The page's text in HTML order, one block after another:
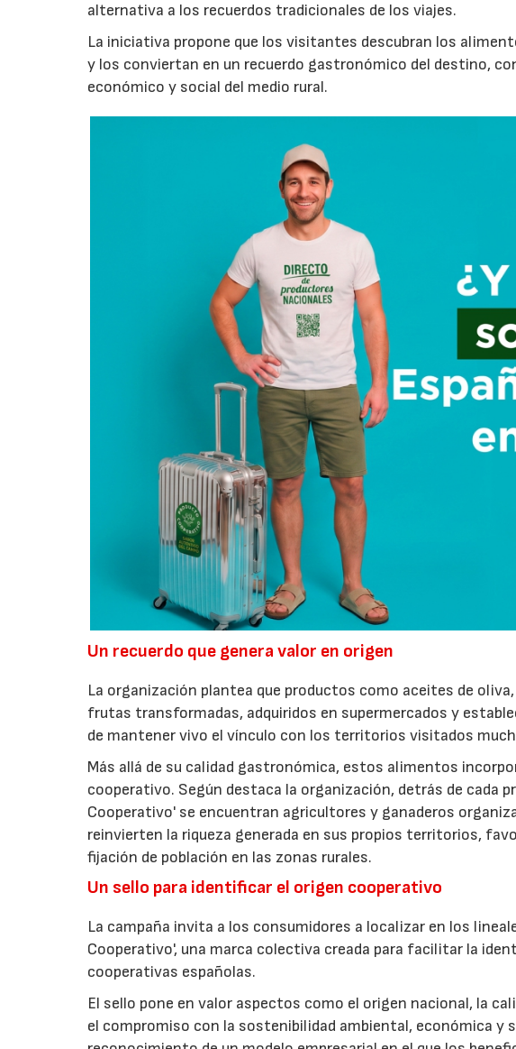
alternativa a los recuerdos tradicionales de los viajes.
La iniciativa propone que los visitantes descubran los
y los conviertan en un recuerdo gastronómico del destino,
económico y social del medio rural.
Un recuerdo que genera valor en origen
La organización plantea que productos como aceites de
frutas transformadas, adquiridos en supermercados y
de mantener vivo el vínculo con los territorios visitados
Más allá de su calidad gastronómica, estos alimentos
cooperativo. Según destaca la organización, detrás de cada
Cooperativo' se encuentran agricultores y ganaderos
reinvierten la riqueza generada en sus propios territorios,
fijación de población en las zonas rurales.
Un sello para identificar el origen cooperativo
La campaña invita a los consumidores a localizar en los
Cooperativo', una marca colectiva creada para facilitar la
cooperativas españolas.
El sello pone en valor aspectos como el origen nacional, la
el compromiso con la sostenibilidad ambiental, económica y